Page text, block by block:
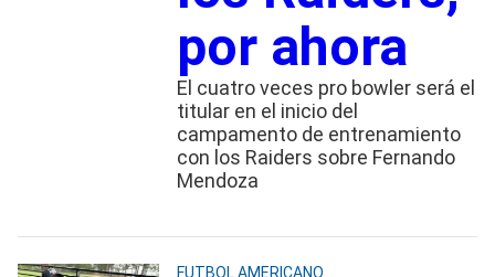
por ahora
El cuatro veces pro bowler será el
titular en el inicio del
campamento de entrenamiento
con los Raiders sobre Fernando
Mendoza
FUTBOL AMERICANO